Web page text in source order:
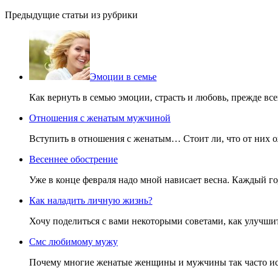
Предыдущие статьи из рубрики
Эмоции в семье
Как вернуть в семью эмоции, страсть и любовь, прежде
Отношения с женатым мужчиной
Вступить в отношения с женатым… Стоит ли, что от них
Весеннее обострение
Уже в конце февраля надо мной нависает весна. Каждый
Как наладить личную жизнь?
Хочу поделиться с вами некоторыми советами, как
Смс любимому мужу
Почему многие женатые женщины и мужчины так часто